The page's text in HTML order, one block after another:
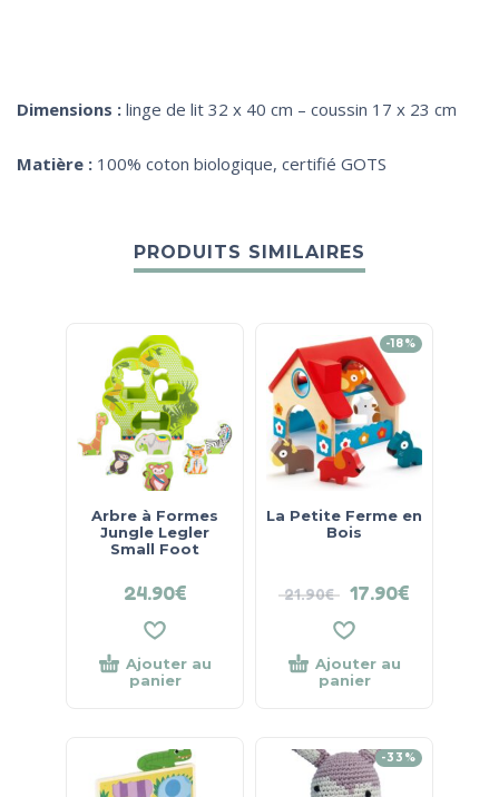
Dimensions : linge de lit 32 x 40 cm – coussin 17 x 23 cm
Matière : 100% coton biologique, certifié GOTS
PRODUITS SIMILAIRES
Arbre à Formes
Jungle Legler
Small Foot
24.90€
Ajouter au
panier
-18%
La Petite Ferme en
Bois
21.90€ 17.90€
Ajouter au
panier
-33%